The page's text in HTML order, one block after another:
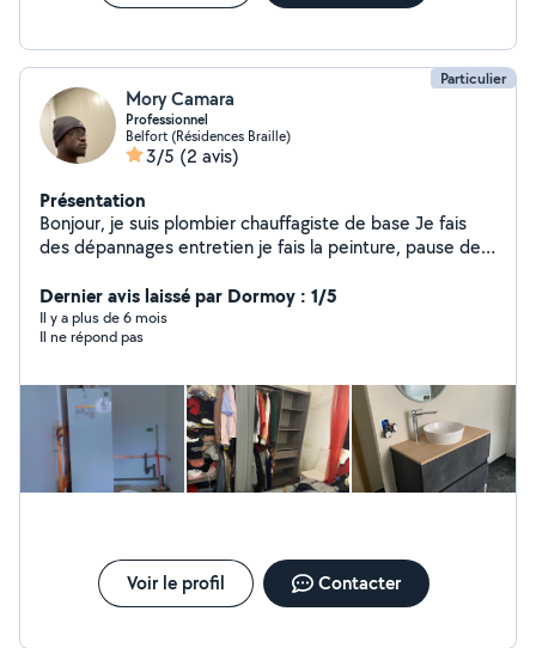
Particulier
Mory Camara
Professionnel
Belfort (Résidences Braille)
3/5 (2 avis)
Présentation
Bonjour, je suis plombier chauffagiste de base Je fais
des dépannages entretien je fais la peinture, pause de
également
Dernier avis laissé par Dormoy : 1/5
Il y a plus de 6 mois
Il ne répond pas
Voir le profil Contacter